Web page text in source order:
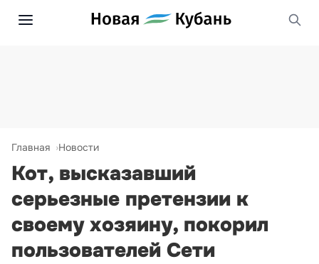
Главная Новости
Кот, высказавший
серьезные претензии к
своему хозяину, покорил
пользователей Сети